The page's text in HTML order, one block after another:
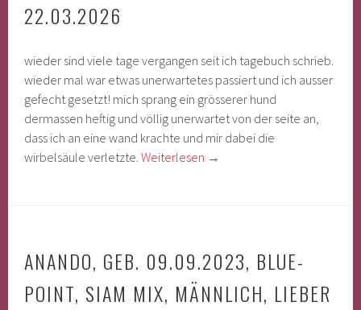
22.03.2026
wieder sind viele tage vergangen seit ich tagebuch schrieb.
wieder mal war etwas unerwartetes passiert und ich ausser
gefecht gesetzt! mich sprang ein grösserer hund
dermassen heftig und völlig unerwartet von der seite an,
dass ich an eine wand krachte und mir dabei die
wirbelsäule verletzte.Weiterlesen →
ANANDO, GEB. 09.09.2023, BLUE-
POINT, SIAM MIX, MÄNNLICH, LIEBER